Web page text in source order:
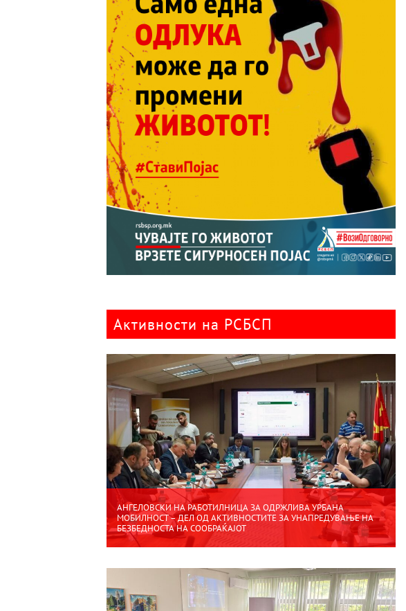
Активности на РСБСП
АНГЕЛОВСКИ НА РАБОТИЛНИЦА ЗА ОДРЖЛИВА УРБАНА
МОБИЛНОСТ – ДЕЛ ОД АКТИВНОСТИТЕ ЗА УНАПРЕДУВАЊЕ НА
БЕЗБЕДНОСТА НА СООБРАЌАЈОТ